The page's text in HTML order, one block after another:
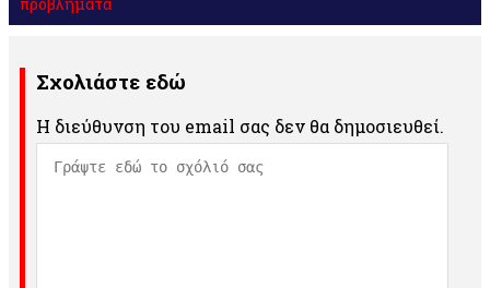
Σχολιάστε εδώ
Η διεύθυνση του email σας δεν θα δημοσιευθεί.